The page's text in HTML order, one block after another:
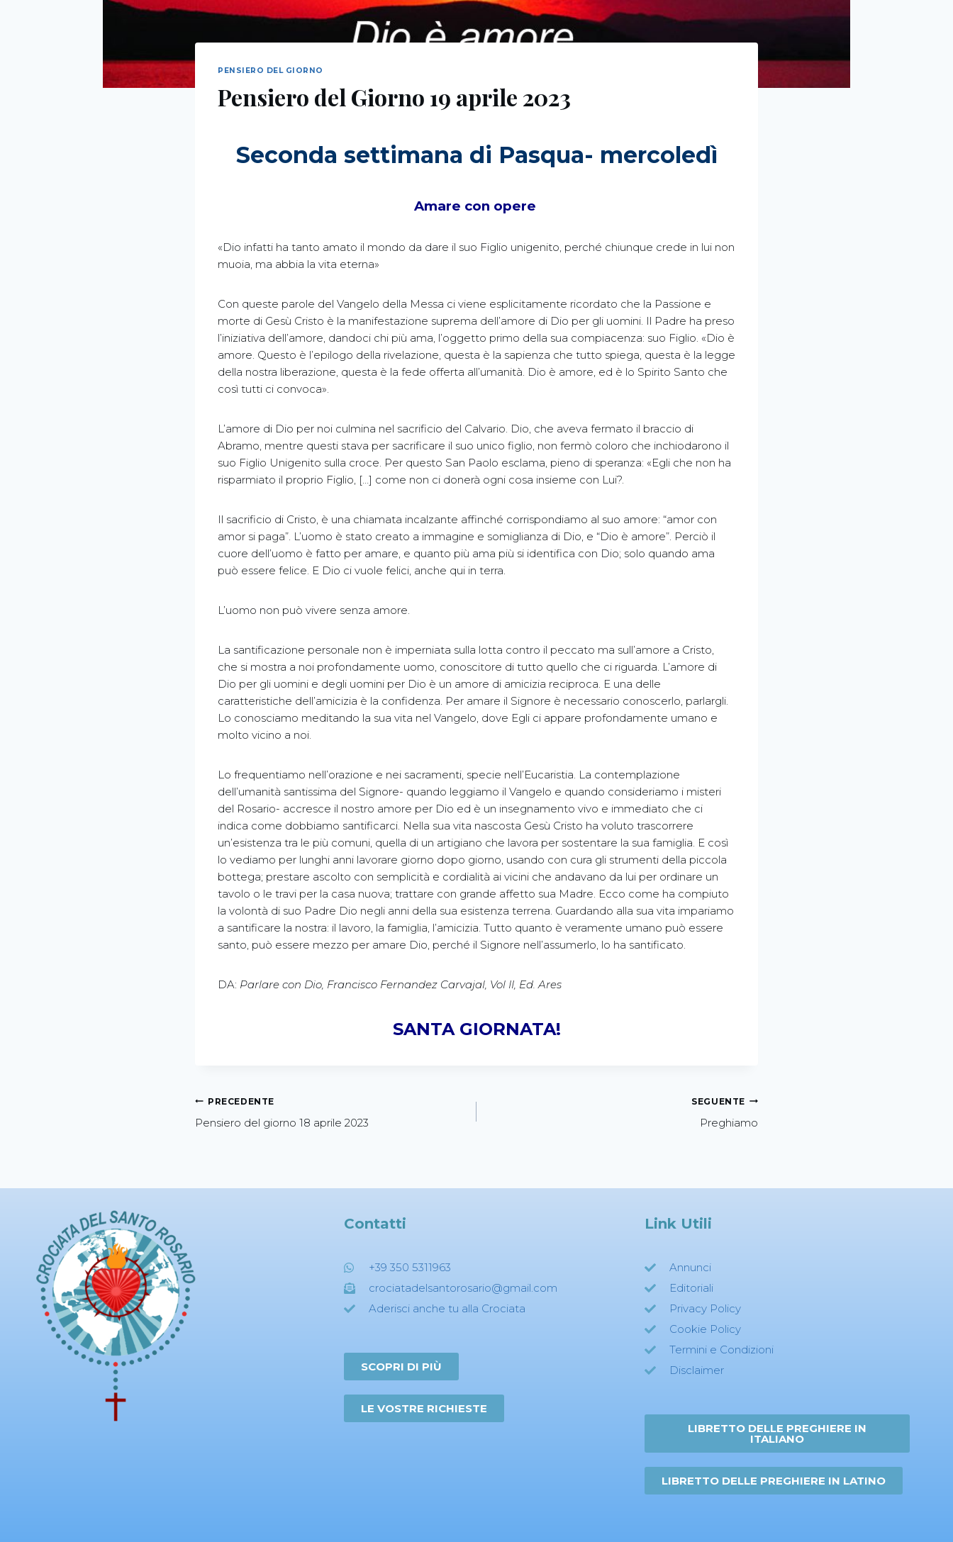
PENSIERO DEL GIORNO
Pensiero del Giorno 19 aprile 2023
Seconda settimana di Pasqua- mercoledì
Amare con opere
«Dio infatti ha tanto amato il mondo da dare il suo Figlio unigenito, perché chiunque crede in lui non
muoia, ma abbia la vita eterna»
Con queste parole del Vangelo della Messa ci viene esplicitamente ricordato che la Passione e
morte di Gesù Cristo è la manifestazione suprema dell’amore di Dio per gli uomini. Il Padre ha preso
l’iniziativa dell’amore, dandoci chi più ama, l’oggetto primo della sua compiacenza: suo Figlio. «Dio è
amore. Questo è l’epilogo della rivelazione, questa è la sapienza che tutto spiega, questa è la legge
della nostra liberazione, questa è la fede offerta all’umanità. Dio è amore, ed è lo Spirito Santo che
così tutti ci convoca».
L’amore di Dio per noi culmina nel sacrificio del Calvario. Dio, che aveva fermato il braccio di
Abramo, mentre questi stava per sacrificare il suo unico figlio, non fermò coloro che inchiodarono il
suo Figlio Unigenito sulla croce. Per questo San Paolo esclama, pieno di speranza: «Egli che non ha
risparmiato il proprio Figlio, […] come non ci donerà ogni cosa insieme con Lui?.
Il sacrificio di Cristo, è una chiamata incalzante affinché corrispondiamo al suo amore: “amor con
amor si paga”. L’uomo è stato creato a immagine e somiglianza di Dio, e “Dio è amore”. Perciò il
cuore dell’uomo è fatto per amare, e quanto più ama più si identifica con Dio; solo quando ama
può essere felice. E Dio ci vuole felici, anche qui in terra.
L’uomo non può vivere senza amore.
La santificazione personale non è imperniata sulla lotta contro il peccato ma sull’amore a Cristo,
che si mostra a noi profondamente uomo, conoscitore di tutto quello che ci riguarda. L’amore di
Dio per gli uomini e degli uomini per Dio è un amore di amicizia reciproca. E una delle
caratteristiche dell’amicizia è la confidenza. Per amare il Signore è necessario conoscerlo, parlargli.
Lo conosciamo meditando la sua vita nel Vangelo, dove Egli ci appare profondamente umano e
molto vicino a noi.
Lo frequentiamo nell’orazione e nei sacramenti, specie nell’Eucaristia. La contemplazione
dell’umanità santissima del Signore- quando leggiamo il Vangelo e quando consideriamo i misteri
del Rosario- accresce il nostro amore per Dio ed è un insegnamento vivo e immediato che ci
indica come dobbiamo santificarci. Nella sua vita nascosta Gesù Cristo ha voluto trascorrere
un’esistenza tra le più comuni, quella di un artigiano che lavora per sostentare la sua famiglia. E così
lo vediamo per lunghi anni lavorare giorno dopo giorno, usando con cura gli strumenti della piccola
bottega; prestare ascolto con semplicità e cordialità ai vicini che andavano da lui per ordinare un
tavolo o le travi per la casa nuova; trattare con grande affetto sua Madre. Ecco come ha compiuto
la volontà di suo Padre Dio negli anni della sua esistenza terrena. Guardando alla sua vita impariamo
a santificare la nostra: il lavoro, la famiglia, l’amicizia. Tutto quanto è veramente umano può essere
santo, può essere mezzo per amare Dio, perché il Signore nell’assumerlo, lo ha santificato.
DA: Parlare con Dio, Francisco Fernandez Carvajal, Vol II, Ed. Ares
SANTA GIORNATA!
PRECEDENTE
Pensiero del giorno 18 aprile 2023
SEGUENTE
Preghiamo
Contatti
+39 350 5311963
crociatadelsantorosario@gmail.com
Aderisci anche tu alla Crociata
SCOPRI DI PIÙ
LE VOSTRE RICHIESTE
Link Utili
Annunci
Editoriali
Privacy Policy
Cookie Policy
Termini e Condizioni
Disclaimer
LIBRETTO DELLE PREGHIERE IN
ITALIANO
LIBRETTO DELLE PREGHIERE IN LATINO